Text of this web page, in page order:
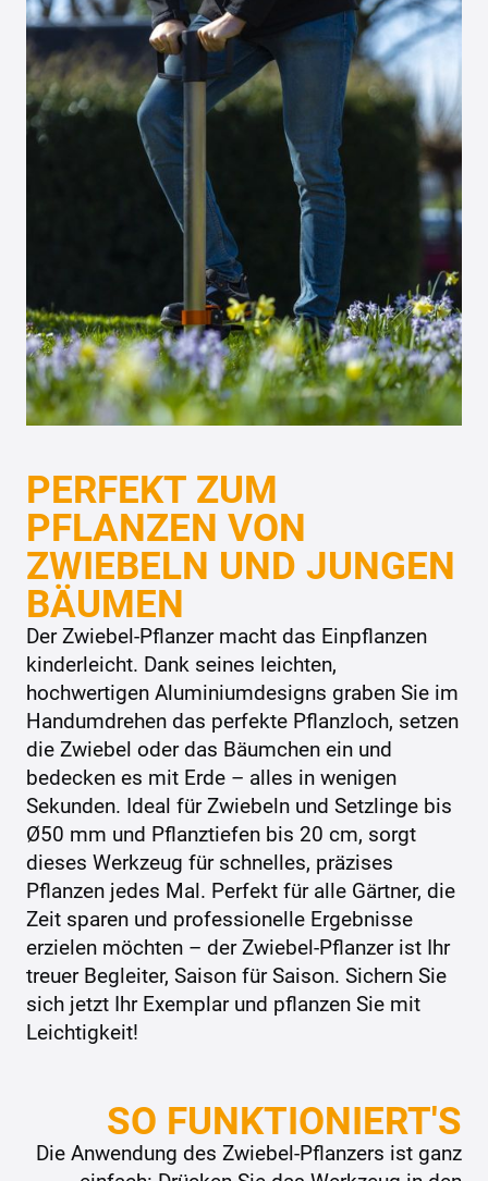
PERFEKT ZUM
PFLANZEN VON
ZWIEBELN UND JUNGEN
BÄUMEN
Der Zwiebel-Pflanzer macht das Einpflanzen
kinderleicht. Dank seines leichten,
hochwertigen Aluminiumdesigns graben Sie im
Handumdrehen das perfekte Pflanzloch, setzen
die Zwiebel oder das Bäumchen ein und
bedecken es mit Erde – alles in wenigen
Sekunden. Ideal für Zwiebeln und Setzlinge bis
Ø50 mm und Pflanztiefen bis 20 cm, sorgt
dieses Werkzeug für schnelles, präzises
Pflanzen jedes Mal. Perfekt für alle Gärtner, die
Zeit sparen und professionelle Ergebnisse
erzielen möchten – der Zwiebel-Pflanzer ist Ihr
treuer Begleiter, Saison für Saison. Sichern Sie
sich jetzt Ihr Exemplar und pflanzen Sie mit
Leichtigkeit!
SO FUNKTIONIERT'S
Die Anwendung des Zwiebel-Pflanzers ist ganz